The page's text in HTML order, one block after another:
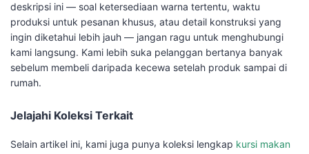
deskripsi ini — soal ketersediaan warna tertentu, waktu
produksi untuk pesanan khusus, atau detail konstruksi yang
ingin diketahui lebih jauh — jangan ragu untuk menghubungi
kami langsung. Kami lebih suka pelanggan bertanya banyak
sebelum membeli daripada kecewa setelah produk sampai di
rumah.
Jelajahi Koleksi Terkait
Selain artikel ini, kami juga punya koleksi lengkap kursi makan